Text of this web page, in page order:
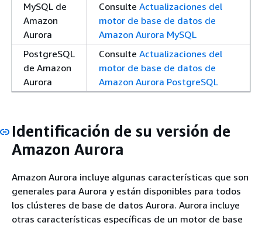
MySQL de
Amazon
Aurora
Consulte Actualizaciones del
motor de base de datos de
Amazon Aurora MySQL
PostgreSQL
de Amazon
Aurora
Consulte Actualizaciones del
motor de base de datos de
Amazon Aurora PostgreSQL
Identificación de su versión de
Amazon Aurora
Amazon Aurora incluye algunas características que son
generales para Aurora y están disponibles para todos
los clústeres de base de datos Aurora. Aurora incluye
otras características específicas de un motor de base